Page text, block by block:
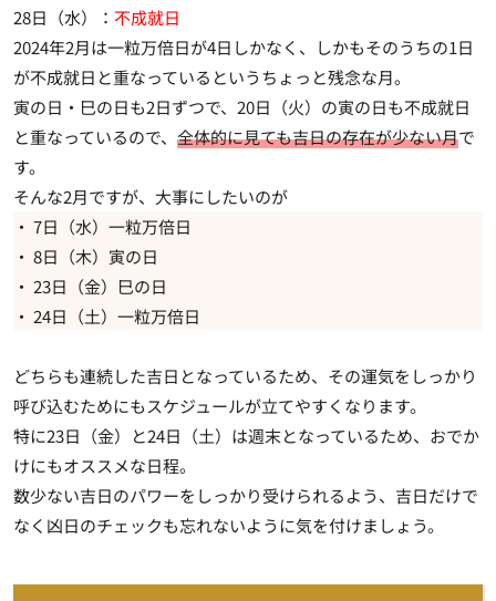
28日（水）： 不成就日
2024年2月は一粒万倍日が4日しかなく、しかもそのうちの1日
が不成就日と重なっているというちょっと残念な月。
寅の日・巳の日も2日ずつで、20日（火）の寅の日も不成就日
と重なっているので、 全体的に見ても吉日の存在が少ない月で
す。
そんな2月ですが、大事にしたいのが
・ 7日（水）一粒万倍日
・ 8日（木）寅の日
・ 23日（金）巳の日
・ 24日（土）一粒万倍日
どちらも連続した吉日となっているため、その運気をしっかり
呼び込むためにもスケジュールが立てやすくなります。
特に23日（金）と24日（土）は週末となっているため、おでか
けにもオススメな日程。
数少ない吉日のパワーをしっかり受けられるよう、吉日だけで
なく凶日のチェックも忘れないように気を付けましょう。